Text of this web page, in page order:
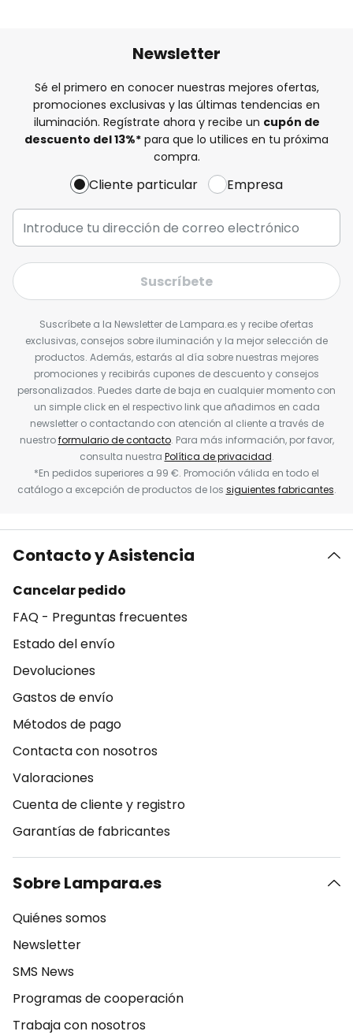
Newsletter
Sé el primero en conocer nuestras mejores ofertas,
promociones exclusivas y las últimas tendencias en
iluminación. Regístrate ahora y recibe un cupón de
descuento del13%* para que lo utilices en tu próxima
compra.
Cliente particular Empresa
Suscríbete
Suscríbete a la Newsletter de Lampara.es y recibe ofertas
exclusivas, consejos sobre iluminación y la mejor selección de
productos. Además, estarás al día sobre nuestras mejores
promociones y recibirás cupones de descuento y consejos
personalizados. Puedes darte de baja en cualquier momento con
un simple click en el respectivo link que añadimos en cada
newsletter o contactando con atención al cliente a través de
nuestroformulario de contacto. Para más información, por favor,
consulta nuestra Política de privacidad.
*En pedidos superiores a 99 €. Promoción válida en todo el
catálogo a excepción de productos de los siguientes fabricantes.
Contacto y Asistencia
Cancelar pedido
FAQ - Preguntas frecuentes
Estado del envío
Devoluciones
Gastos de envío
Métodos de pago
Contacta con nosotros
Valoraciones
Cuenta de cliente y registro
Garantías de fabricantes
Sobre Lampara.es
Quiénes somos
Newsletter
SMS News
Programas de cooperación
Trabaja con nosotros